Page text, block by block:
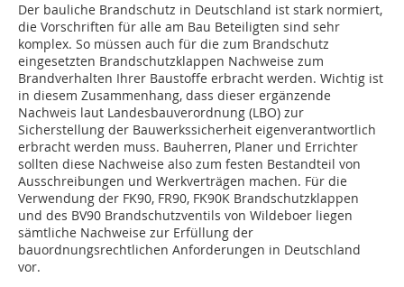
Der bauliche Brandschutz in Deutschland ist stark normiert,
die Vorschriften für alle am Bau Beteiligten sind sehr
komplex. So müssen auch für die zum Brandschutz
eingesetzten Brandschutzklappen Nachweise zum
Brandverhalten Ihrer Baustoffe erbracht werden. Wichtig ist
in diesem Zusammenhang, dass dieser ergänzende
Nachweis laut Landesbauverordnung (LBO) zur
Sicherstellung der Bauwerkssicherheit eigenverantwortlich
erbracht werden muss. Bauherren, Planer und Errichter
sollten diese Nachweise also zum festen Bestandteil von
Ausschreibungen und Werkverträgen machen. Für die
Verwendung der FK90, FR90, FK90K Brandschutzklappen
und des BV90 Brandschutzventils von Wildeboer liegen
sämtliche Nachweise zur Erfüllung der
bauordnungsrechtlichen Anforderungen in Deutschland
vor.